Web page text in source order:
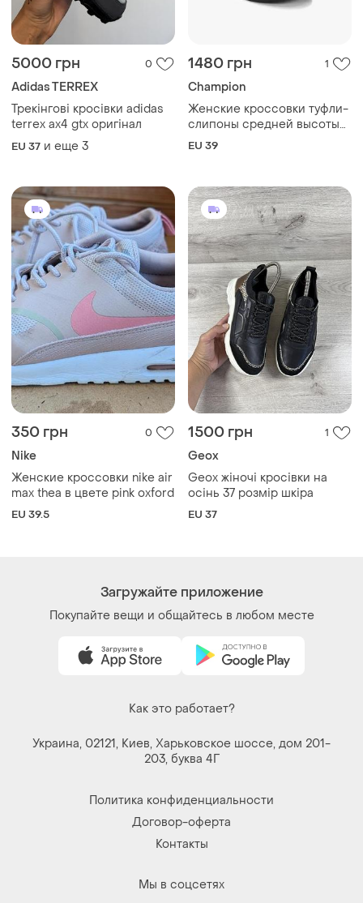
Трекінгові кросівки adidas
terrex ax4 gtx оригінал
Женские кроссовки туфли-
350 грн 0
Nike
Женские кроссовки nike air
max thea в цвете pink oxford
1500 грн 1
Geox
Geox жіночі кросівки на
осінь 37 розмір шкіра
Загружайте приложение
Покупайте вещи и общайтесь в любом месте
Как это работает?
Украина, 02121, Киев, Харьковское шоссе, дом 201-
203, буква 4Г
Политика конфиденциальности
Контакты
© 2026Shafa.ua